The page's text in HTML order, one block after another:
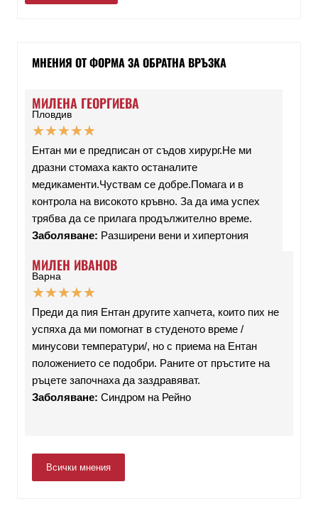
МНЕНИЯ ОТ ФОРМА ЗА ОБРАТНА ВРЪЗКА
МИЛЕНА ГЕОРГИЕВА
Пловдив
★★★★★
Ентан ми е предписан от съдов хирург.Не ми
дразни стомаха както останалите
медикаменти.Чуствам се добре.Помага и в
контрола на високото кръвно. За да има успех
трябва да се прилага продължително време.
Заболяване: Разширени вени и хипертония
МИЛЕН ИВАНОВ
Варна
★★★★★
Преди да пия Ентан другите хапчета, които пих не
успяха да ми помогнат в студеното време /
минусови температури/, но с приема на Ентан
положението се подобри. Раните от пръстите на
ръцете започнаха да заздравяват.
Заболяване: Синдром на Рейно
Всички мнения